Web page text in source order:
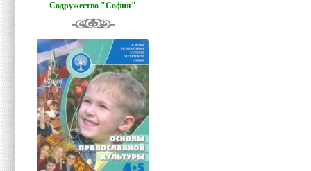
Содружество "София"